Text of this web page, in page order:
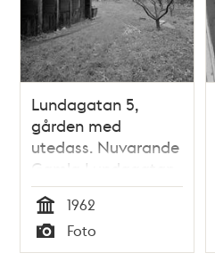
Lundagatan 5,
gården med
utedass. Nuvarande
Gamla Lundagatan,
kv. Haren
Tid
1962
Typ
Foto